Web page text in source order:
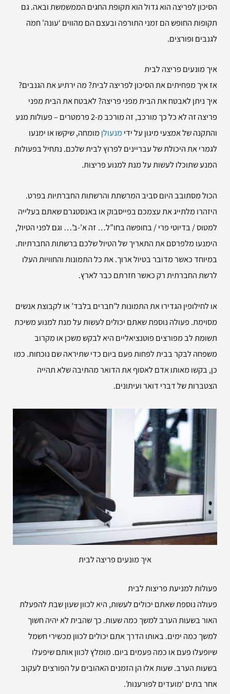
הסיכון לפריצה הוא גדול הוא תקופת החגים הממשמשת ובאה. גם
תקופות החופש הם זמני התורפה ובעצם הם מהווים ‘עונה’ חמה
לגנבים ופורצים.
איך מונעים פריצה לבית
אז איך מפחיתים את הסיכון לפריצה לבית? מה ירתיע את הגנבים?
איך ניתן לאבטח את הבית מפני פריצה? לאבטח את הבית מפני
פריצה זה לא כל כך מורכב, זה מורכב מ-2 פרמטרים – פעולות מנע
והתקנה של אמצעי מיגון על ידי מנעולן מומחה, שיקשו או ימנעו
לגמרי את היכולת של עבריינים לפרוץ לבית שלכם. נתחיל בפעולות
המנע שתוכלו לעשות על מנת למנוע פריצות.
הכול מסתובב היום סביב המרשתת והרשתות החברתיות בפרט.
היזהרו מלתייג את עצמכם בפייסבוק או באנסטגרם שאתם בעלייה
למטוס / בדיוטי פרי / בחופשה בחו”ל… זה א’-ב’… וגם לפני הטיול,
הימנעו מלפרסם את התאריך של הטיול שלכם ברשתות החברתיות.
במיוחד כאשר מדובר בטיול ארוך. את כל התמונות והחוויות העלו
לרשת החברתית רק כאשר חזרתם כבר לארץ.
או לחילופין הגדירו את התמונות ל’חברים בלבד’ או לקבוצת אנשים
מסוימת. פעולה נוספת שאתם יכולים לעשות על מנת למנוע משיכת
תשומת לב מפורצים פוטנציאליים היא לבקש משכן או מקרוב
משפחה לבקר בבית לפחות פעם ביום כדי שתיראה שם נוכחות. כמו
כן, בקשו מאותו אדם לאסוף את הדואר מהתיבה שלא תהייה
הצטברות של דברי דואר ועיתונים.
איך מונעים פריצה לבית
פעולות למניעת פריצות לבית
פעולה נוספת שאתם יכולים לעשות, היא לכוון שעון שבת להפעלת
האור בשעות הערב למשך כמה שעות. כך שהבית לא יהיה חשוך
למשך כמה ימים. באותו הדרך אתם יכולים לכוון מכשירי חשמל
שיופעלו פעם או כמה פעמים ביום. מומלץ לכוון אותם שיפעלו
בשעות הערב. שעות אלו הן הזמנים האהובים על הפורצים לעקוב
אחר בתים ‘מועדים לפורענות’.